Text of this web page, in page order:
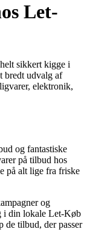
Let-
sikkert kigge i
bredt udvalg af
elektronik,
og fantastiske
på tilbud hos
på alt lige fra friske
og
i din lokale Let-Køb
de tilbud, der passer